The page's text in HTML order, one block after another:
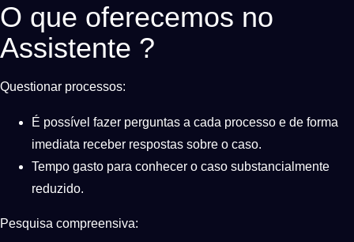
O que oferecemos no
Assistente ?
Questionar processos:
É possível fazer perguntas a cada processo e de forma
imediata receber respostas sobre o caso.
Tempo gasto para conhecer o caso substancialmente
reduzido.
Pesquisa compreensiva: